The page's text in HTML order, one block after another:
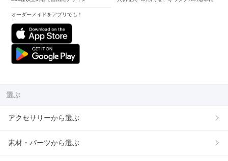
オーダーメイドをアプリでも！
選ぶ
アクセサリーから選ぶ
素材・パーツから選ぶ